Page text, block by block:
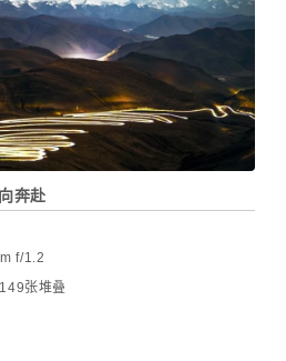
奔赴
f/1.2
张堆叠